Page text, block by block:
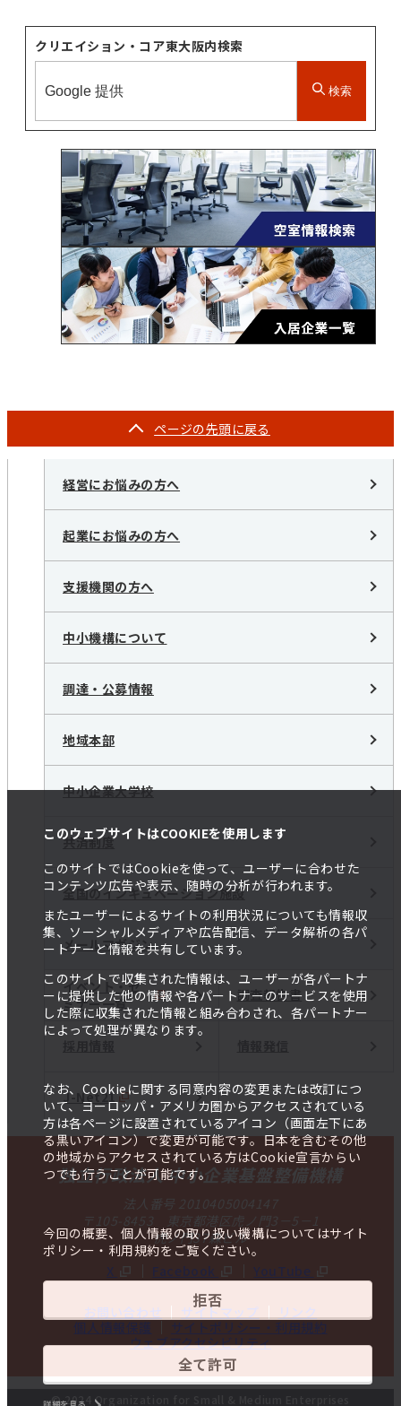
このウェブサイトはCOOKIEを使用します
このサイトではCookieを使って、ユーザーに合わせた
コンテンツ広告や表示、随時の分析が行われます。
またユーザーによるサイトの利用状況についても情報収
集、ソーシャルメディアや広告配信、データ解析の各パ
ートナーと情報を共有しています。
このサイトで収集された情報は、ユーザーが各パートナ
ーに提供した他の情報や各パートナーのサービスを使用
した際に収集された情報と組み合わされ、各パートナー
によって処理が異なります。
なお、Cookieに関する同意内容の変更または改訂につ
いて、ヨーロッパ・アメリカ圏からアクセスされている
方は各ページに設置されているアイコン（画面左下にあ
る黒いアイコン）で変更が可能です。日本を含むその他
の地域からアクセスされている方はCookie宣言からい
つでも行うことが可能です。
今回の概要、個人情報の取り扱い機構についてはサイト
ポリシー・利用規約をご覧ください。
拒否
全て許可
クリエイション・コア東大阪内検索
検索
ページの先頭に戻る
経営にお悩みの方へ
起業にお悩みの方へ
支援機関の方へ
中小機構について
調達・公募情報
地域本部
中小企業大学校
共済制度
全国のインキュベーション施設
メールマガジン
イベント・セ
ミナー一覧
調査報告書
J-Net21
独立行政法人 中小企業基盤整備機構
法人番号 2010405004147
〒105-8453 東京都港区虎ノ門3－5－1
虎ノ門37森ビル
X
Facebook YouTube
お問い合わせ サイトマップ
リンク
個人情報保護
サイトポリシー・利用規約
ウェブアクセシビリティ
© 2024 Organization for Small & Medium Enterprises